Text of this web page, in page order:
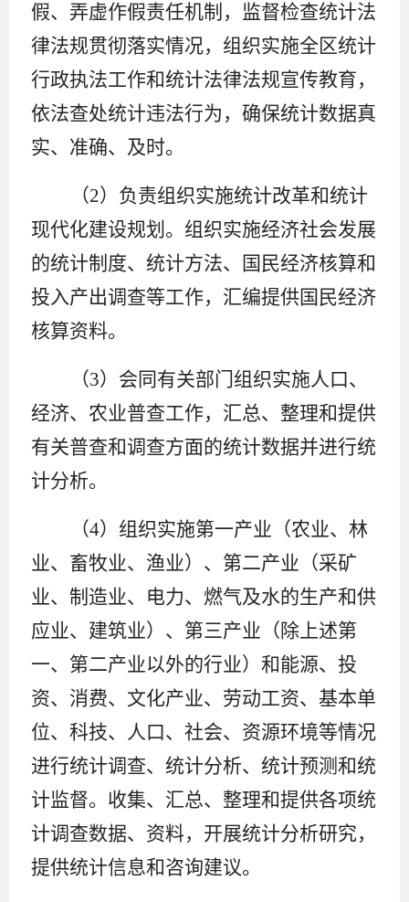
假、弄虚作假责任机制，监督检查统计法
律法规贯彻落实情况，组织实施全区统计
行政执法工作和统计法律法规宣传教育，
依法查处统计违法行为，确保统计数据真
实、准确、及时。
（2）负责组织实施统计改革和统计
现代化建设规划。组织实施经济社会发展
的统计制度、统计方法、国民经济核算和
投入产出调查等工作，汇编提供国民经济
核算资料。
（3）会同有关部门组织实施人口、
经济、农业普查工作，汇总、整理和提供
有关普查和调查方面的统计数据并进行统
计分析。
（4）组织实施第一产业（农业、林
业、畜牧业、渔业） 、 第二产业（采矿
业、制造业、电力、燃气及水的生产和供
应业、建筑业）、第三产业（除上述第
一、第二产业以外的行业）和能源、投
资、消费、文化产业、劳动工资、基本单
位、科技、人口、社会、资源环境等情况
进行统计调查、统计分析、统计预测和统
计监督。收集、汇总、整理和提供各项统
计调查数据、资料，开展统计分析研究，
提供统计信息和咨询建议。